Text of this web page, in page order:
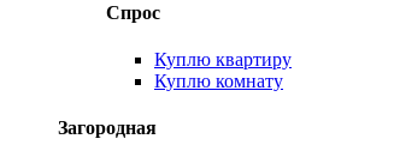
Спрос
Куплю квартиру
Куплю комнату
Загородная